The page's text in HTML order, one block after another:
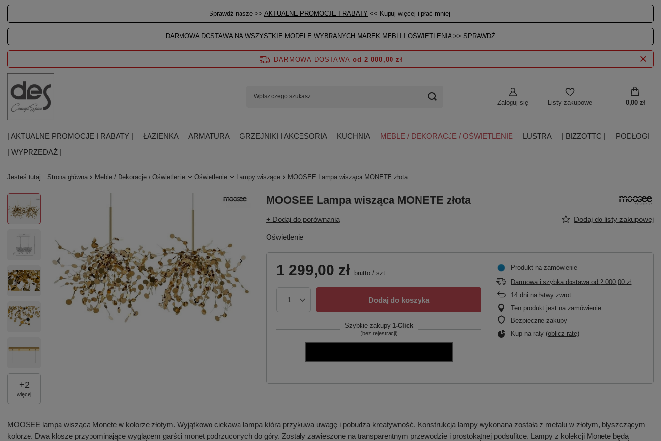
Sprawdź nasze >> AKTUALNE PROMOCJE I RABATY << Kupuj więcej i płać mniej!
DARMOWA DOSTAWA NA WSZYSTKIE MODELE WYBRANYCH MAREK MEBLI I OŚWIETLENIA >> SPRAWDŹ
Zaloguj się Listy zakupowe 0,00 zł
DARMOWA DOSTAWA od 2 000,00 zł
| AKTUALNE PROMOCJE I RABATY | ŁAZIENKA ARMATURA GRZEJNIKI I AKCESORIA KUCHNIA MEBLE / DEKORACJE / OŚWIETLENIE LUSTRA | BIZZOTTO |
PODŁOGI
| WYPRZEDAŻ |
Jesteś tutaj: Strona główna Meble / Dekoracje / Oświetlenie Oświetlenie Lampy wiszące MOOSEE Lampa wisząca MONETE złota
+2
więcej
MOOSEE Lampa wisząca MONETE złota
+ Dodaj do porównania Dodaj do listy zakupowej
Oświetlenie
1 299,00 zł brutto/ szt.
Dodaj do koszyka
Szybkie zakupy 1-Click
(bez rejestracji)
Produkt na zamówienie
Darmowa i szybka dostawa od2 000,00 zł
14 dni na łatwy zwrot
Ten produkt jest na zamówienie
Bezpieczne zakupy
Kup na raty (oblicz ratę)
MOOSEE lampa wisząca Monete w kolorze złotym. Wyjątkowo ciekawa lampa która przykuwa uwagę i pobudza kreatywność. Konstrukcja lampy wykonana została z metalu w złotym, błyszczącym
kolorze. Dwa klosze przypominające wyglądem garści monet podrzuconych do góry. Zostały zawieszone na transparentnym przewodzie i prostokątnej podsufitce. Lampy z kolekcji Monete będą